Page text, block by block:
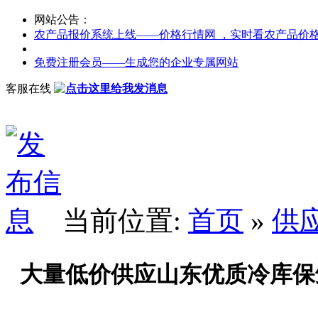
网站公告：
农产品报价系统上线——价格行情网 ，实时看农产品价
免费注册会员——生成您的企业专属网站
客服在线
当前位置: 首页 » 供
大量低价供应山东优质冷库